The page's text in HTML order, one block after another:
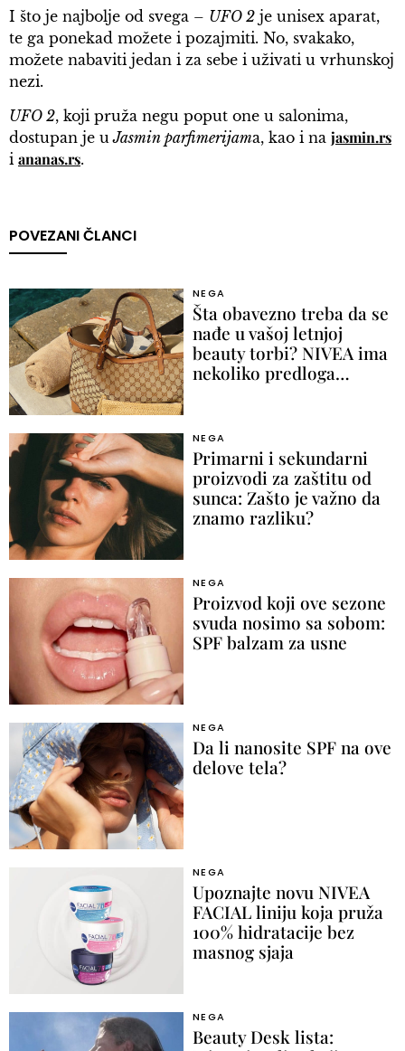
I što je najbolje od svega – UFO 2 je unisex aparat,
te ga ponekad možete i pozajmiti. No, svakako,
možete nabaviti jedan i za sebe i uživati u vrhunskoj
nezi.
UFO 2, koji pruža negu poput one u salonima,
dostupan je uJasmin parfimerijama, kao i na jasmin.rs
i ananas.rs.
POVEZANI ČLANCI
NEGA
Šta obavezno treba da se
nađe u vašoj letnjoj
beauty torbi? NIVEA ima
nekoliko predloga…
NEGA
Primarni i sekundarni
proizvodi za zaštitu od
sunca: Zašto je važno da
znamo razliku?
NEGA
Proizvod koji ove sezone
svuda nosimo sa sobom:
SPF balzam za usne
NEGA
Da li nanosite SPF na ove
delove tela?
NEGA
Upoznajte novu NIVEA
FACIAL liniju koja pruža
100% hidratacije bez
masnog sjaja
NEGA
Beauty Desk lista: